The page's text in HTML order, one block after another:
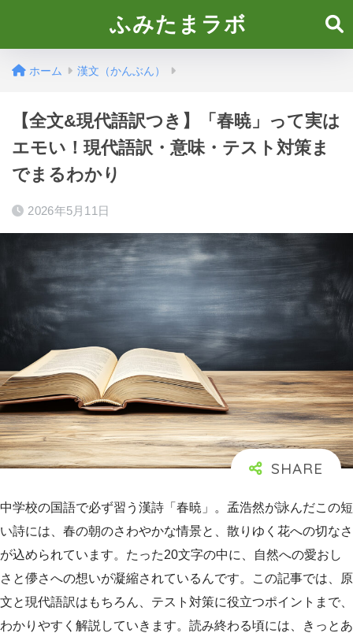
ふみたまラボ
ホーム 漢文（かんぶん）
【全文&現代語訳つき】「春暁」って実は
エモい！現代語訳・意味・テスト対策ま
でまるわかり
2026年5月11日
中学校の国語で必ず習う漢詩「春暁」。孟浩然が詠んだこの短
い詩には、春の朝のさわやかな情景と、散りゆく花への切なさ
が込められています。たった20文字の中に、自然への愛おし
さと儚さへの想いが凝縮されているんです。この記事では、原
文と現代語訳はもちろん、テスト対策に役立つポイントまで、
わかりやすく解説していきます。読み終わる頃には、きっとあ